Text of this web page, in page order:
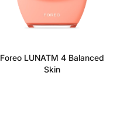
Foreo LUNATM 4 Balanced
Skin